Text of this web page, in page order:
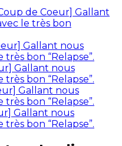
de Coeur] Gallant
le très bon
Gallant nous
bon “Relapse”.
Gallant nous
bon “Relapse”.
Gallant nous
bon “Relapse”.
Gallant nous
bon “Relapse”.